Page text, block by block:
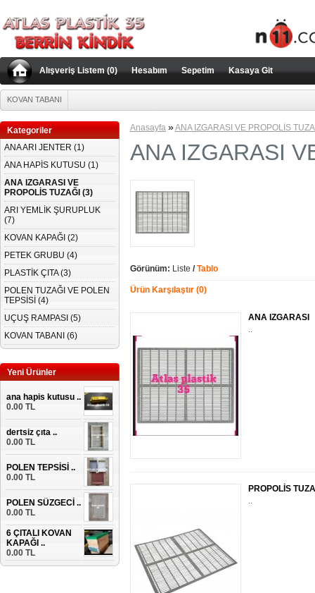
Alışveriş Listem (0) Hesabım Sepetim Kasaya Git
KOVAN TABANI
Kategoriler
ANA ARI JENTER (1)
ANA HAPİS KUTUSU (1)
ANA IZGARASI VE
PROPOLİS TUZAĞI (3)
ARI YEMLİK ŞURUPLUK
(7)
KOVAN KAPAĞI (2)
PETEK GRUBU (4)
PLASTİK ÇITA (3)
POLEN TUZAĞI VE POLEN
TEPSİSİ (4)
UÇUŞ RAMPASI (5)
KOVAN TABANI (6)
Yeni Ürünler
ana hapis kutusu ..
0.00 TL
dertsiz çıta ..
0.00 TL
POLEN TEPSİSİ ..
0.00 TL
POLEN SÜZGECİ ..
0.00 TL
6 ÇITALI KOVAN
KAPAĞI ..
0.00 TL
Anasayfa »ANA IZGARASI VE PROPOLİS
ANA IZGARASI
Görünüm: Liste / Tablo
Ürün Karşılaştır (0)
ANA IZGARASI
..
PROPOLİS
..